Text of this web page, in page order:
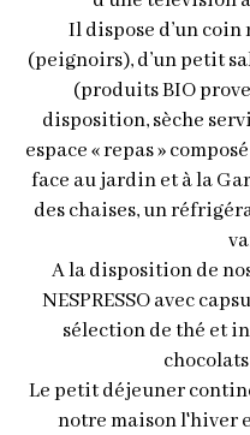
Il dispose d’un
(peignoirs), d’un petit
(produits BIO
disposition, sèche
espace « repas »
face au jardin et à la
des chaises, un
A la disposition de
NESPRESSO avec
sélection de thé et
Le petit déjeuner
notre maison l'hiver